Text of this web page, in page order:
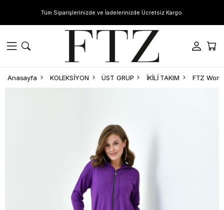
Tüm Siparişlerinizde ve İadelerinizde Ücretsiz Kargo.
Anasayfa KOLEKSİYON ÜST GRUP İKİLİ TAKIM FTZ